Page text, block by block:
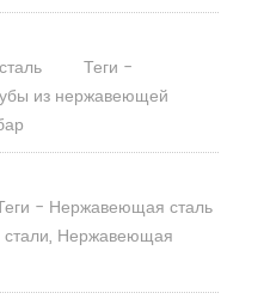
Теги -
из нержавеющей
- Нержавеющая сталь
Нержавеющая